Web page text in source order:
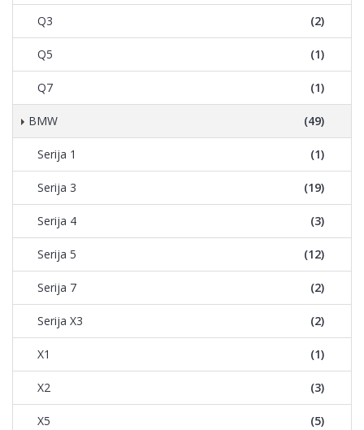
Q3 (2)
Q5 (1)
Q7 (1)
BMW (49)
Serija 1 (1)
Serija 3 (19)
Serija 4 (3)
Serija 5 (12)
Serija 7 (2)
Serija X3 (2)
X1 (1)
X2 (3)
X5 (5)